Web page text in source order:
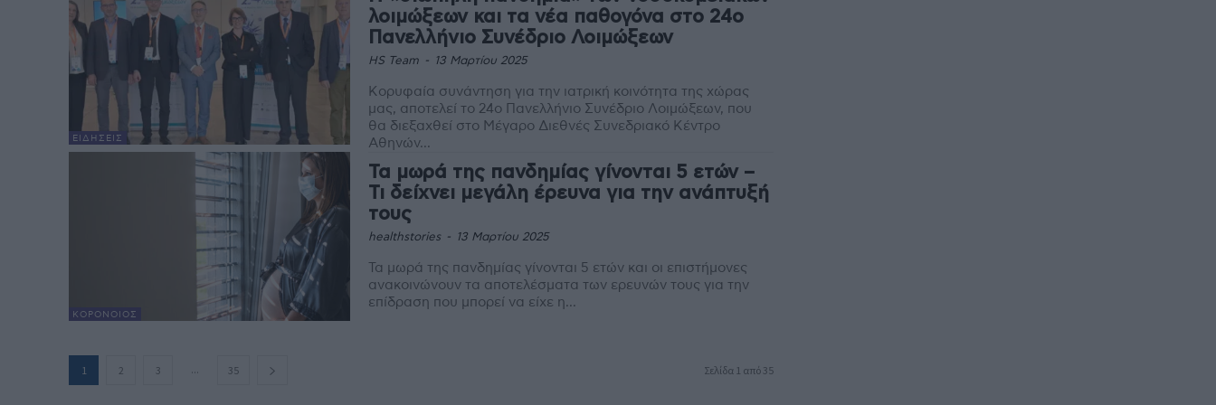
ΕΙΔΉΣΕΙΣ
λοιμώξεων και τα νέα παθογόνα στο 24ο
Πανελλήνιο Συνέδριο Λοιμώξεων
HS Team - 13 Μαρτίου 2025
Κορυφαία συνάντηση για την ιατρική κοινότητα της χώρας
μας, αποτελεί το 24ο Πανελλήνιο Συνέδριο Λοιμώξεων, που
θα διεξαχθεί στο Μέγαρο Διεθνές Συνεδριακό Κέντρο
Αθηνών...
ΚΟΡΟΝΟΙΌΣ
Τα μωρά της πανδημίας γίνονται 5 ετών –
Τι δείχνει μεγάλη έρευνα για την ανάπτυξή
τους
healthstories - 13 Μαρτίου 2025
Τα μωρά της πανδημίας γίνονται 5 ετών και οι επιστήμονες
ανακοινώνουν τα αποτελέσματα των ερευνών τους για την
επίδραση που μπορεί να είχε η...
1 2 3 ... 35 Σελίδα 1 από 35